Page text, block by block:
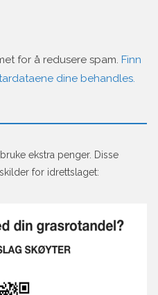
for å redusere spam. Finn
dine behandles.
ekstra penger. Disse
for idrettslaget: